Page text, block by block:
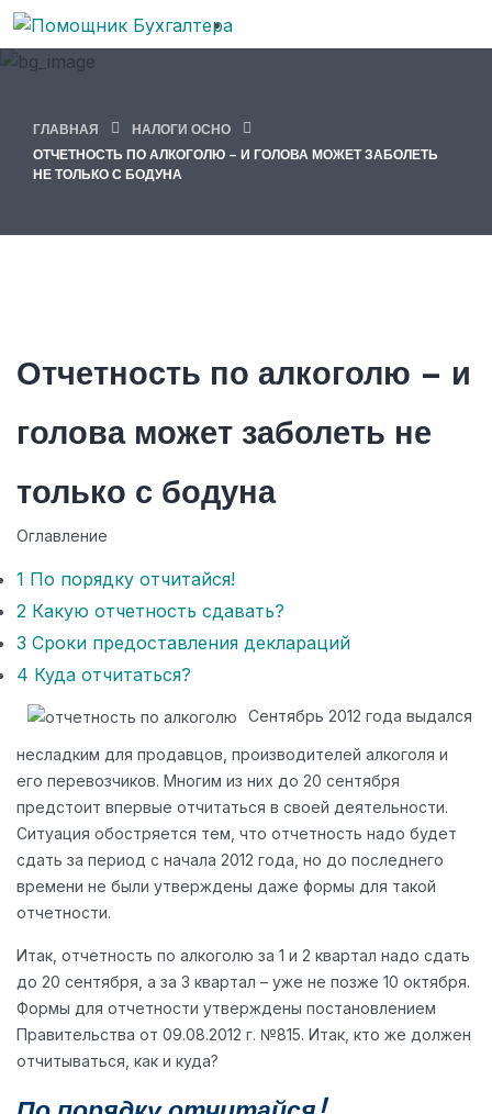
ГЛАВНАЯ
НАЛОГИ ОСНО
ОТЧЕТНОСТЬ ПО АЛКОГОЛЮ – И ГОЛОВА МОЖЕТ ЗАБОЛЕТЬ
НЕ ТОЛЬКО С БОДУНА
Отчетность по алкоголю – и
голова может заболеть не
только с бодуна
Оглавление
1 По порядку отчитайся!
2 Какую отчетность сдавать?
3 Сроки предоставления деклараций
4 Куда отчитаться?
Сентябрь 2012 года выдался
несладким для продавцов, производителей алкоголя и
его перевозчиков. Многим из них до 20 сентября
предстоит впервые отчитаться в своей деятельности.
Ситуация обостряется тем, что отчетность надо будет
сдать за период с начала 2012 года, но до последнего
времени не были утверждены даже формы для такой
отчетности.
Итак, отчетность по алкоголю за 1 и 2 квартал надо сдать
до 20 сентября, а за 3 квартал – уже не позже 10 октября.
Формы для отчетности утверждены постановлением
Правительства от 09.08.2012 г. №815. Итак, кто же должен
отчитываться, как и куда?